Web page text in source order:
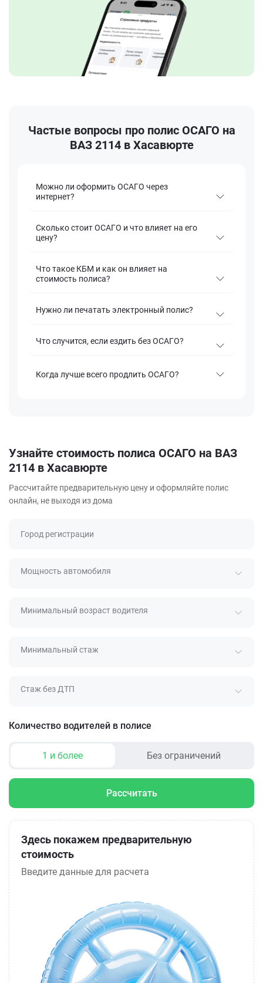
Частые вопросы про полис ОСАГО на
ВАЗ 2114 в Хасавюрте
Можно ли оформить ОСАГО через
интернет?
Сколько стоит ОСАГО и что влияет на его
цену?
Что такое КБМ и как он влияет на
стоимость полиса?
Нужно ли печатать электронный полис?
Что случится, если ездить без ОСАГО?
Когда лучше всего продлить ОСАГО?
Узнайте стоимость полиса ОСАГО на ВАЗ
2114 в Хасавюрте
Рассчитайте предварительную цену и оформляйте полис
онлайн, не выходя из дома
Город регистрации
Мощность автомобиля
Минимальный возраст водителя
Минимальный стаж
Стаж без ДТП
Количество водителей в полисе
1 и более Без ограничений
Рассчитать
Здесь покажем предварительную
стоимость
Введите данные для расчета